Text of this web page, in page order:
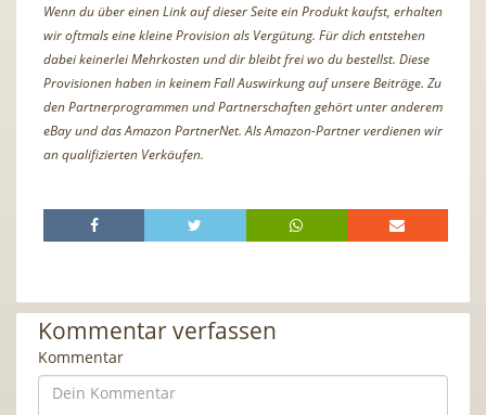
Wenn du über einen Link auf dieser Seite ein Produkt kaufst, erhalten
wir oftmals eine kleine Provision als Vergütung. Für dich entstehen
dabei keinerlei Mehrkosten und dir bleibt frei wo du bestellst. Diese
Provisionen haben in keinem Fall Auswirkung auf unsere Beiträge. Zu
den Partnerprogrammen und Partnerschaften gehört unter anderem
eBay und das Amazon PartnerNet. Als Amazon-Partner verdienen wir
an qualifizierten Verkäufen.
Kommentar verfassen
Kommentar